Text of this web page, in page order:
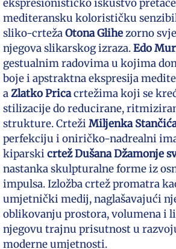
ekspresionističko iskustvo
mediteransku kolorističku
sliko-crtežaOtona Glihezorno
njegova slikarskog izraza.Edo
gestualnim radovima u kojima
boje i apstraktna ekspresija
aZlatko Pricacrtežima koji se
stilizacije do reducirane,
strukture. Crteži Miljenka
perfekciju i oniričko-nadrealni
kiparski crtežDušana Džamonje
nastanka skulpturalne forme iz
impulsa. Izložba crtež promatra
umjetnički medij, naglašavajući
oblikovanju prostora, volumena i
njegovu trajnu prisutnost u
moderne umjetnosti.